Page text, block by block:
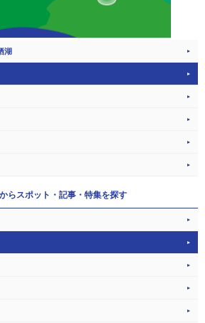
湖
らスポット・記事・特集を探す